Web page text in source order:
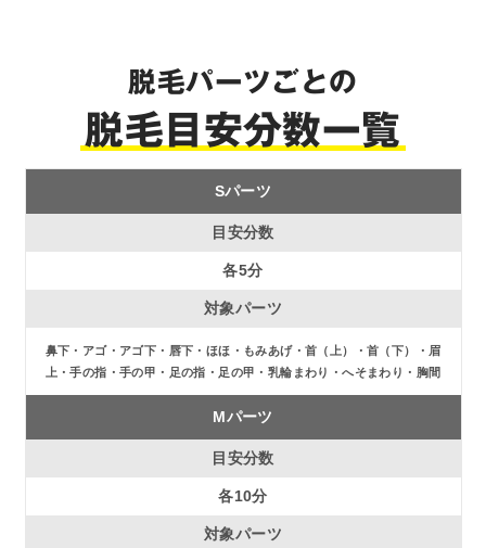
脱毛パーツごとの
脱毛目安分数一覧
Sパーツ
各5分
鼻下・アゴ・アゴ下・唇下・ほほ・もみあげ・首（上）・首（下）・眉
上・手の指・手の甲・足の指・足の甲・乳輪まわり・へそまわり・胸間
Mパーツ
各10分